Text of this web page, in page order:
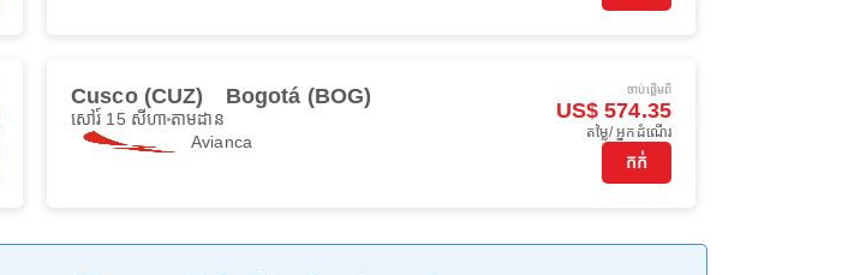
Cusco (CUZ) Bogotá (BOG)
សៅរ៍ 15 សីហា តាមដាន
Avianca
ចាប់ផ្ដើមពី
US$ 574.35
តម្លៃ/ អ្នកដំណើរ
កក់